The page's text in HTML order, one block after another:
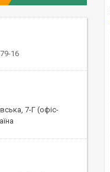
16
7-Г (офіс-